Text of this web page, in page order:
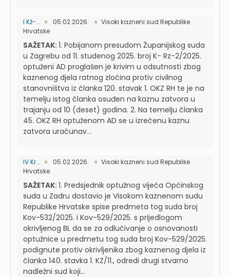
I Kž-... 05.02.2026.
Visoki kazneni sud Republike
Hrvatske
SAŽETAK: 1. Pobijanom presudom Županijskog suda
u Zagrebu od 11. studenog 2025. broj K- Rz-2/2025.
optuženi AD proglašen je krivim u odsutnosti zbog
kaznenog djela ratnog zločina protiv civilnog
stanovništva iz članka 120. stavak 1. OKZ RH te je na
temelju istog članka osuđen na kaznu zatvora u
trajanju od 10 (deset) godina. 2. Na temelju članka
45. OKZ RH optuženom AD se u izrečenu kaznu
zatvora uračunav...
IV Kr... 05.02.2026.
Visoki kazneni sud Republike
Hrvatske
SAŽETAK: 1. Predsjednik optužnog vijeća Općinskog
suda u Zadru dostavio je Visokom kaznenom sudu
Republike Hrvatske spise predmeta tog suda broj
Kov-532/2025. i Kov-529/2025. s prijedlogom
okrivljenog BL da se za odlučivanje o osnovanosti
optužnice u predmetu tog suda broj Kov-529/2025.
podignute protiv okrivljenika zbog kaznenog djela iz
članka 140. stavka 1. KZ/11., odredi drugi stvarno
nadležni sud koji...